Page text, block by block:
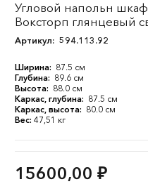
Угловой напольн
Воксторп глянцевый
Артикул: 594.113.92
Ширина: 87.5 см
Глубина: 89.6 см
Высота: 88.0 см
Каркас, глубина: 87.5 см
Каркас, высота: 80.0 см
Вес: 47,51 кг
15600,00 ₽